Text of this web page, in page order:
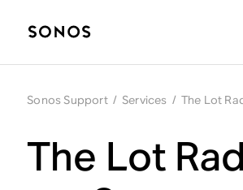
Sonos Support / Services / The Lot
The Lot